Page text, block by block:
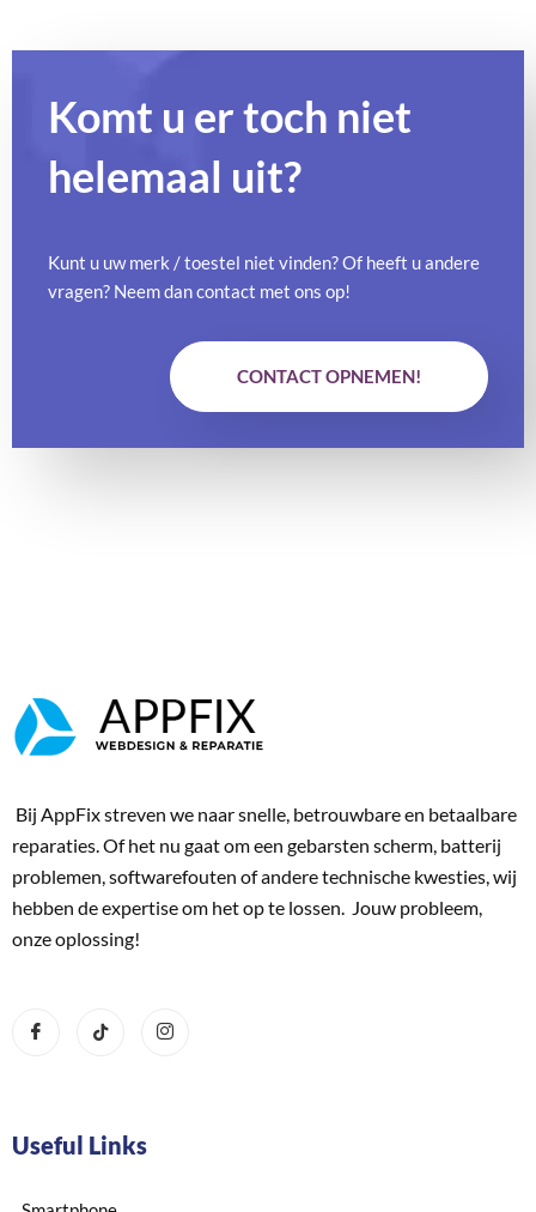
Komt u er toch niet
helemaal uit?
Kunt u uw merk / toestel niet vinden? Of heeft u andere
vragen? Neem dan contact met ons op!
CONTACT OPNEMEN!
Bij AppFix streven we naar snelle, betrouwbare en betaalbare
reparaties. Of het nu gaat om een gebarsten scherm, batterij
problemen, softwarefouten of andere technische kwesties, wij
hebben de expertise om het op te lossen. Jouw probleem,
onze oplossing!
Useful Links